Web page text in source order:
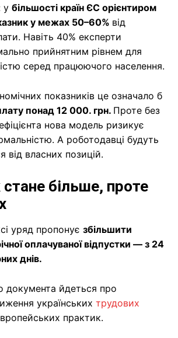
у більшості країн ЄС орієнтиром
у межах 50–60% від
Навіть 40% експерти
прийнятним рівнем для
серед працюючого населення.
показників це означало б
понад 12 000. грн. Проте без
нова модель ризикує
А роботодавці будуть
від власних позицій.
стане більше, проте
уряд пропонує збільшити
оплачуваної відпустки — з 24
днів.
документа йдеться про
українських трудових
практик.